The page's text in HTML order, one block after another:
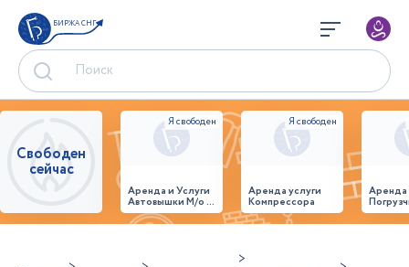
БИРЖА СНГ
Свободен
сейчас
Аренда и Услуги
Автовышки М/о г.
Домодедово
26,28,32 место
Аренда услуги
Компрессора